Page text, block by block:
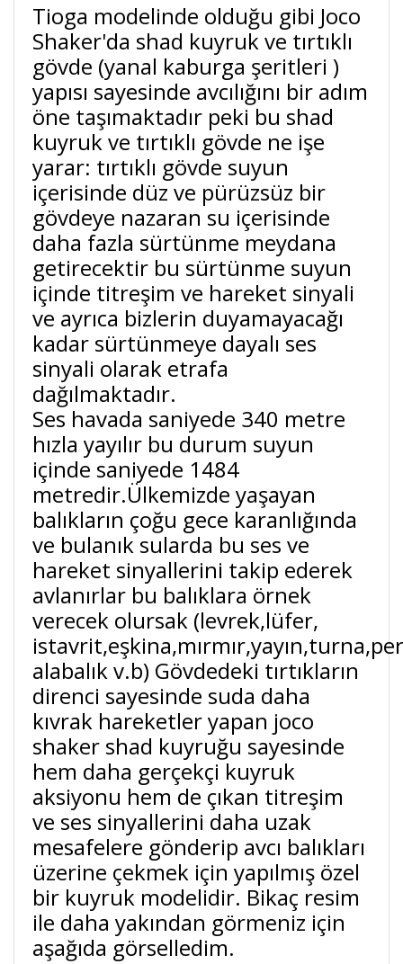
Tioga modelinde olduğu gibi Joco
Shaker'da shad kuyruk ve tırtıklı
gövde (yanal kaburga şeritleri )
yapısı sayesinde avcılığını bir adım
öne taşımaktadır peki bu shad
kuyruk ve tırtıklı gövde ne işe
yarar: tırtıklı gövde suyun
içerisinde düz ve pürüzsüz bir
gövdeye nazaran su içerisinde
daha fazla sürtünme meydana
getirecektir bu sürtünme suyun
içinde titreşim ve hareket sinyali
ve ayrıca bizlerin duyamayacağı
kadar sürtünmeye dayalı ses
sinyali olarak etrafa
dağılmaktadır.
Ses havada saniyede 340 metre
hızla yayılır bu durum suyun
içinde saniyede 1484
metredir.Ülkemizde yaşayan
balıkların çoğu gece karanlığında
ve bulanık sularda bu ses ve
hareket sinyallerini takip ederek
avlanırlar bu balıklara örnek
verecek olursak (levrek,lüfer,
alabalık v.b) Gövdedeki tırtıkların
direnci sayesinde suda daha
kıvrak hareketler yapan joco
shaker shad kuyruğu sayesinde
hem daha gerçekçi kuyruk
aksiyonu hem de çıkan titreşim
ve ses sinyallerini daha uzak
mesafelere gönderip avcı balıkları
üzerine çekmek için yapılmış özel
bir kuyruk modelidir. Bikaç resim
ile daha yakından görmeniz için
aşağıda görselledim.